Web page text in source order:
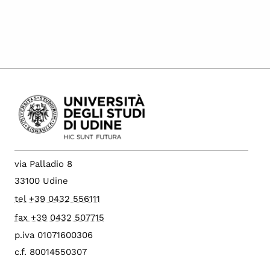
via Palladio 8
33100 Udine
tel +39 0432 556111
fax +39 0432 507715
p.iva 01071600306
c.f. 80014550307